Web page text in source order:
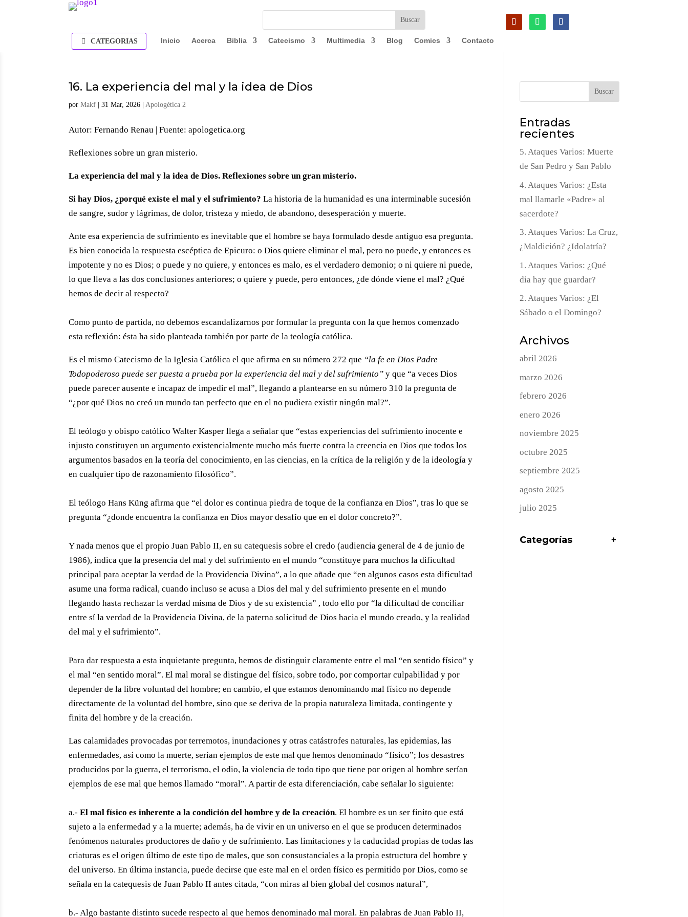
CATEGORIAS Inicio Acerca Biblia Catecismo Multimedia Blog Comics Contacto
16. La experiencia del mal y la idea de Dios
porMakf |31 Mar, 2026 |Apologética 2
Autor: Fernando Renau | Fuente: apologetica.org
Reflexiones sobre un gran misterio.
La experiencia del mal y la idea de Dios. Reflexiones sobre un gran misterio.
Si hay Dios, ¿porqué existe el mal y el sufrimiento? La historia de la humanidad es una interminable sucesión
de sangre, sudor y lágrimas, de dolor, tristeza y miedo, de abandono, desesperación y muerte.
Ante esa experiencia de sufrimiento es inevitable que el hombre se haya formulado desde antiguo esa pregunta.
Es bien conocida la respuesta escéptica de Epicuro: o Dios quiere eliminar el mal, pero no puede, y entonces es
impotente y no es Dios; o puede y no quiere, y entonces es malo, es el verdadero demonio; o ni quiere ni puede,
lo que lleva a las dos conclusiones anteriores; o quiere y puede, pero entonces, ¿de dónde viene el mal? ¿Qué
hemos de decir al respecto?
Como punto de partida, no debemos escandalizarnos por formular la pregunta con la que hemos comenzado
esta reflexión: ésta ha sido planteada también por parte de la teología católica.
Es el mismo Catecismo de la Iglesia Católica el que afirma en su número 272 que “la fe en Dios Padre
Todopoderoso puede ser puesta a prueba por la experiencia del mal y del sufrimiento” y que “a veces Dios
puede parecer ausente e incapaz de impedir el mal”, llegando a plantearse en su número 310 la pregunta de
“¿por qué Dios no creó un mundo tan perfecto que en el no pudiera existir ningún mal?”.
El teólogo y obispo católico Walter Kasper llega a señalar que “estas experiencias del sufrimiento inocente e
injusto constituyen un argumento existencialmente mucho más fuerte contra la creencia en Dios que todos los
argumentos basados en la teoría del conocimiento, en las ciencias, en la crítica de la religión y de la ideología y
en cualquier tipo de razonamiento filosófico”.
El teólogo Hans Küng afirma que “el dolor es continua piedra de toque de la confianza en Dios”, tras lo que se
pregunta “¿donde encuentra la confianza en Dios mayor desafío que en el dolor concreto?”.
Y nada menos que el propio Juan Pablo II, en su catequesis sobre el credo (audiencia general de 4 de junio de
1986), indica que la presencia del mal y del sufrimiento en el mundo “constituye para muchos la dificultad
principal para aceptar la verdad de la Providencia Divina”, a lo que añade que “en algunos casos esta dificultad
asume una forma radical, cuando incluso se acusa a Dios del mal y del sufrimiento presente en el mundo
llegando hasta rechazar la verdad misma de Dios y de su existencia” , todo ello por “la dificultad de conciliar
entre sí la verdad de la Providencia Divina, de la paterna solicitud de Dios hacia el mundo creado, y la realidad
del mal y el sufrimiento”.
Para dar respuesta a esta inquietante pregunta, hemos de distinguir claramente entre el mal “en sentido físico” y
el mal “en sentido moral”. El mal moral se distingue del físico, sobre todo, por comportar culpabilidad y por
depender de la libre voluntad del hombre; en cambio, el que estamos denominando mal físico no depende
directamente de la voluntad del hombre, sino que se deriva de la propia naturaleza limitada, contingente y
finita del hombre y de la creación.
Las calamidades provocadas por terremotos, inundaciones y otras catástrofes naturales, las epidemias, las
enfermedades, así como la muerte, serían ejemplos de este mal que hemos denominado “físico”; los desastres
producidos por la guerra, el terrorismo, el odio, la violencia de todo tipo que tiene por origen al hombre serían
ejemplos de ese mal que hemos llamado “moral”. A partir de esta diferenciación, cabe señalar lo siguiente:
a.-El mal físico es inherente a la condición del hombre y de la creación. El hombre es un ser finito que está
sujeto a la enfermedad y a la muerte; además, ha de vivir en un universo en el que se producen determinados
fenómenos naturales productores de daño y de sufrimiento. Las limitaciones y la caducidad propias de todas las
criaturas es el origen último de este tipo de males, que son consustanciales a la propia estructura del hombre y
del universo. En última instancia, puede decirse que este mal en el orden físico es permitido por Dios, como se
señala en la catequesis de Juan Pablo II antes citada, “con miras al bien global del cosmos natural”,
b.- Algo bastante distinto sucede respecto al que hemos denominado mal moral. En palabras de Juan Pablo II,
Buscar
Entradas
recientes
5. Ataques Varios: Muerte
de San Pedro y San Pablo
4. Ataques Varios: ¿Esta
mal llamarle «Padre» al
sacerdote?
3. Ataques Varios: La Cruz,
¿Maldición? ¿Idolatría?
1. Ataques Varios: ¿Qué
dia hay que guardar?
2. Ataques Varios: ¿El
Sábado o el Domingo?
Archivos
abril 2026
marzo 2026
febrero 2026
enero 2026
noviembre 2025
octubre 2025
septiembre 2025
agosto 2025
julio 2025
Categorías +